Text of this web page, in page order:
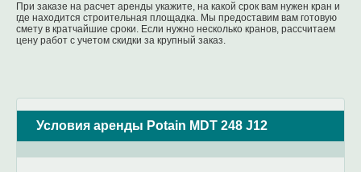
При заказе на расчет аренды укажите, на какой срок вам нужен кран и
где находится строительная площадка. Мы предоставим вам готовую
смету в кратчайшие сроки. Если нужно несколько кранов, рассчитаем
цену работ с учетом скидки за крупный заказ.
Условия аренды Potain MDT 248 J12